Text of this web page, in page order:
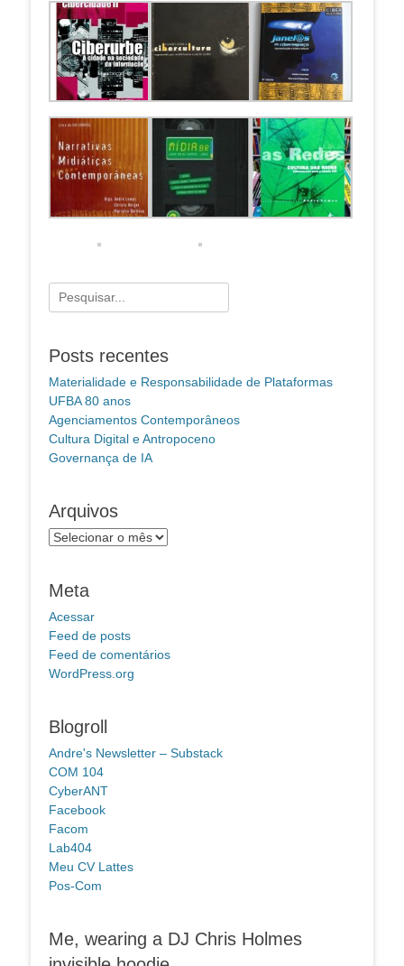
Pesquisar
por:
Posts recentes
Materialidade e Responsabilidade de Plataformas
UFBA 80 anos
Agenciamentos Contemporâneos
Cultura Digital e Antropoceno
Governança de IA
Arquivos
Arquivos
Meta
Acessar
Feed de posts
Feed de comentários
WordPress.org
Blogroll
Andre's Newsletter – Substack
COM 104
CyberANT
Facebook
Facom
Lab404
Meu CV Lattes
Pos-Com
Me, wearing a DJ Chris Holmes